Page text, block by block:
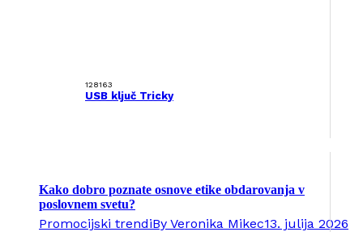
128163
USB ključ Tricky
Kako dobro poznate osnove etike obdarovanja v
poslovnem svetu?
Promocijski trendiBy Veronika Mikec13. julija 2026